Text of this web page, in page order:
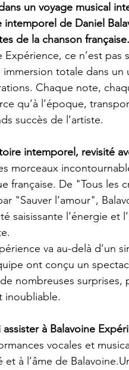
un voyage musical
intemporel de Daniel
de la chanson française.
Expérience, ce n’est
immersion totale dans
Chaque note,
qu’à l’époque,
succès de l’artiste.
intemporel, revisité
morceaux
française. De "Tous les
"Sauver l’amour",
saisissante l’énergie et
va au-delà d’un
ont conçu un
nombreuses surprises,
inoubliable.
à Balavoine
vocales et
et à l’âme de